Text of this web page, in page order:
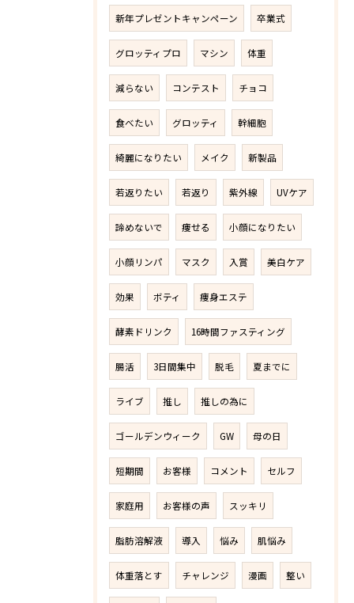
新年プレゼントキャンペーン 卒業式
グロッティプロ マシン 体重
減らない コンテスト チョコ
食べたい グロッティ 幹細胞
綺麗になりたい メイク 新製品
若返りたい 若返り 紫外線 UVケア
諦めないで 痩せる 小顔になりたい
小顔リンパ マスク 入賞 美白ケア
効果 ボティ 痩身エステ
酵素ドリンク 16時間ファスティング
腸活 3日間集中 脱毛 夏までに
ライブ 推し 推しの為に
ゴールデンウィーク GW 母の日
短期間 お客様 コメント セルフ
家庭用 お客様の声 スッキリ
脂肪溶解液 導入 悩み 肌悩み
体重落とす チャレンジ 漫画 整い